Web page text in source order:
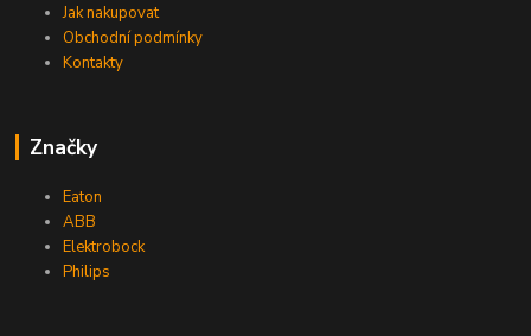
Jak nakupovat
Obchodní podmínky
Kontakty
Značky
Eaton
ABB
Elektrobock
Philips